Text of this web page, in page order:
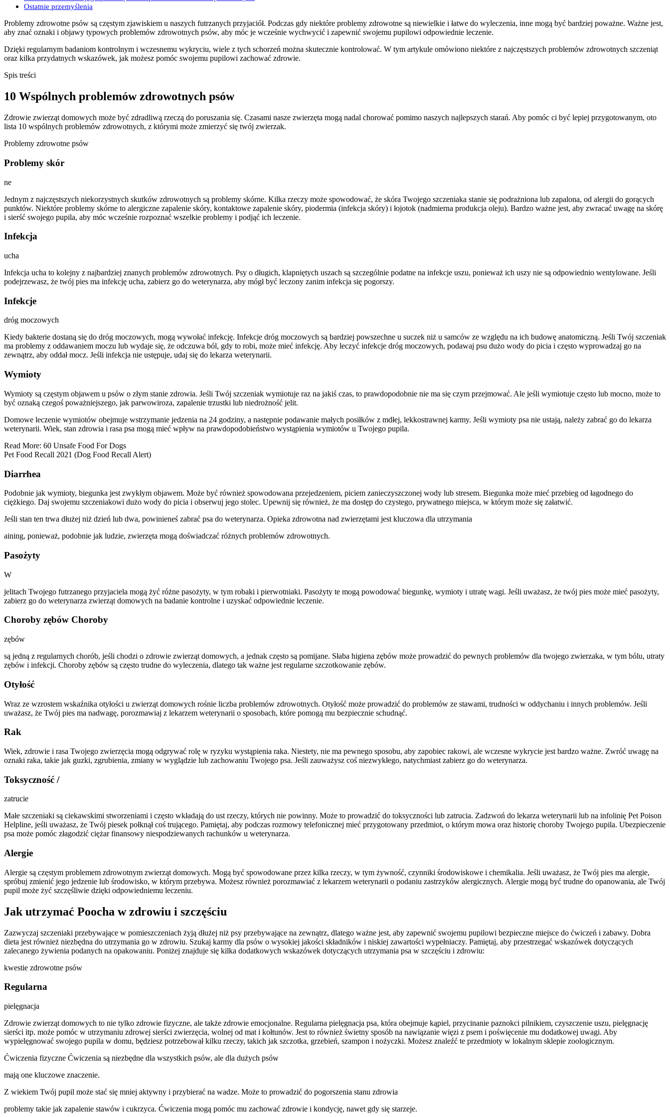
Ostatnie przemyślenia
Problemy zdrowotne psów są częstym zjawiskiem u naszych futrzanych przyjaciół. Podczas gdy niektóre problemy zdrowotne są niewielkie i łatwe do wyleczenia, inne mogą być bardziej poważne. Ważne jest,
aby znać oznaki i objawy typowych problemów zdrowotnych psów, aby móc je wcześnie wychwycić i zapewnić swojemu pupilowi odpowiednie leczenie.
Dzięki regularnym badaniom kontrolnym i wczesnemu wykryciu, wiele z tych schorzeń można skutecznie kontrolować. W tym artykule omówiono niektóre z najczęstszych problemów zdrowotnych szczeniąt
oraz kilka przydatnych wskazówek, jak możesz pomóc swojemu pupilowi zachować zdrowie.
Spis treści
10 Wspólnych problemów zdrowotnych psów
Zdrowie zwierząt domowych może być zdradliwą rzeczą do poruszania się. Czasami nasze zwierzęta mogą nadal chorować pomimo naszych najlepszych starań. Aby pomóc ci być lepiej przygotowanym, oto
lista 10 wspólnych problemów zdrowotnych, z którymi może zmierzyć się twój zwierzak.
Problemy zdrowotne psów
Problemy skór
ne
Jednym z najczęstszych niekorzystnych skutków zdrowotnych są problemy skórne. Kilka rzeczy może spowodować, że skóra Twojego szczeniaka stanie się podrażniona lub zapalona, od alergii do gorących
punktów. Niektóre problemy skórne to alergiczne zapalenie skóry, kontaktowe zapalenie skóry, piodermia (infekcja skóry) i łojotok (nadmierna produkcja oleju). Bardzo ważne jest, aby zwracać uwagę na skórę
i sierść swojego pupila, aby móc wcześnie rozpoznać wszelkie problemy i podjąć ich leczenie.
Infekcja
ucha
Infekcja ucha to kolejny z najbardziej znanych problemów zdrowotnych. Psy o długich, klapniętych uszach są szczególnie podatne na infekcje uszu, ponieważ ich uszy nie są odpowiednio wentylowane. Jeśli
podejrzewasz, że twój pies ma infekcję ucha, zabierz go do weterynarza, aby mógł być leczony zanim infekcja się pogorszy.
Infekcje
dróg moczowych
Kiedy bakterie dostaną się do dróg moczowych, mogą wywołać infekcję. Infekcje dróg moczowych są bardziej powszechne u suczek niż u samców ze względu na ich budowę anatomiczną. Jeśli Twój szczeniak
ma problemy z oddawaniem moczu lub wydaje się, że odczuwa ból, gdy to robi, może mieć infekcję. Aby leczyć infekcje dróg moczowych, podawaj psu dużo wody do picia i często wyprowadzaj go na
zewnątrz, aby oddał mocz. Jeśli infekcja nie ustępuje, udaj się do lekarza weterynarii.
Wymioty
Wymioty są częstym objawem u psów o złym stanie zdrowia. Jeśli Twój szczeniak wymiotuje raz na jakiś czas, to prawdopodobnie nie ma się czym przejmować. Ale jeśli wymiotuje często lub mocno, może to
być oznaką czegoś poważniejszego, jak parwowiroza, zapalenie trzustki lub niedrożność jelit.
Domowe leczenie wymiotów obejmuje wstrzymanie jedzenia na 24 godziny, a następnie podawanie małych posiłków z mdłej, lekkostrawnej karmy. Jeśli wymioty psa nie ustają, należy zabrać go do lekarza
weterynarii. Wiek, stan zdrowia i rasa psa mogą mieć wpływ na prawdopodobieństwo wystąpienia wymiotów u Twojego pupila.
Read More: 60 Unsafe Food For Dogs
Pet Food Recall 2021 (Dog Food Recall Alert)
Diarrhea
Podobnie jak wymioty, biegunka jest zwykłym objawem. Może być również spowodowana przejedzeniem, piciem zanieczyszczonej wody lub stresem. Biegunka może mieć przebieg od łagodnego do
ciężkiego. Daj swojemu szczeniakowi dużo wody do picia i obserwuj jego stolec. Upewnij się również, że ma dostęp do czystego, prywatnego miejsca, w którym może się załatwić.
Jeśli stan ten trwa dłużej niż dzień lub dwa, powinieneś zabrać psa do weterynarza. Opieka zdrowotna nad zwierzętami jest kluczowa dla utrzymania
aining, ponieważ, podobnie jak ludzie, zwierzęta mogą doświadczać różnych problemów zdrowotnych.
Pasożyty
W
jelitach Twojego futrzanego przyjaciela mogą żyć różne pasożyty, w tym robaki i pierwotniaki. Pasożyty te mogą powodować biegunkę, wymioty i utratę wagi. Jeśli uważasz, że twój pies może mieć pasożyty,
zabierz go do weterynarza zwierząt domowych na badanie kontrolne i uzyskać odpowiednie leczenie.
Choroby zębów Choroby
zębów
są jedną z regularnych chorób, jeśli chodzi o zdrowie zwierząt domowych, a jednak często są pomijane. Słaba higiena zębów może prowadzić do pewnych problemów dla twojego zwierzaka, w tym bólu, utraty
zębów i infekcji. Choroby zębów są często trudne do wyleczenia, dlatego tak ważne jest regularne szczotkowanie zębów.
Otyłość
Wraz ze wzrostem wskaźnika otyłości u zwierząt domowych rośnie liczba problemów zdrowotnych. Otyłość może prowadzić do problemów ze stawami, trudności w oddychaniu i innych problemów. Jeśli
uważasz, że Twój pies ma nadwagę, porozmawiaj z lekarzem weterynarii o sposobach, które pomogą mu bezpiecznie schudnąć.
Rak
Wiek, zdrowie i rasa Twojego zwierzęcia mogą odgrywać rolę w ryzyku wystąpienia raka. Niestety, nie ma pewnego sposobu, aby zapobiec rakowi, ale wczesne wykrycie jest bardzo ważne. Zwróć uwagę na
oznaki raka, takie jak guzki, zgrubienia, zmiany w wyglądzie lub zachowaniu Twojego psa. Jeśli zauważysz coś niezwykłego, natychmiast zabierz go do weterynarza.
Toksyczność /
zatrucie
Małe szczeniaki są ciekawskimi stworzeniami i często wkładają do ust rzeczy, których nie powinny. Może to prowadzić do toksyczności lub zatrucia. Zadzwoń do lekarza weterynarii lub na infolinię Pet Poison
Helpline, jeśli uważasz, że Twój piesek połknął coś trującego. Pamiętaj, aby podczas rozmowy telefonicznej mieć przygotowany przedmiot, o którym mowa oraz historię choroby Twojego pupila. Ubezpieczenie
psa może pomóc złagodzić ciężar finansowy niespodziewanych rachunków u weterynarza.
Alergie
Alergie są częstym problemem zdrowotnym zwierząt domowych. Mogą być spowodowane przez kilka rzeczy, w tym żywność, czynniki środowiskowe i chemikalia. Jeśli uważasz, że Twój pies ma alergie,
spróbuj zmienić jego jedzenie lub środowisko, w którym przebywa. Możesz również porozmawiać z lekarzem weterynarii o podaniu zastrzyków alergicznych. Alergie mogą być trudne do opanowania, ale Twój
pupil może żyć szczęśliwie dzięki odpowiedniemu leczeniu.
Jak utrzymać Poocha w zdrowiu i szczęściu
Zazwyczaj szczeniaki przebywające w pomieszczeniach żyją dłużej niż psy przebywające na zewnątrz, dlatego ważne jest, aby zapewnić swojemu pupilowi bezpieczne miejsce do ćwiczeń i zabawy. Dobra
dieta jest również niezbędna do utrzymania go w zdrowiu. Szukaj karmy dla psów o wysokiej jakości składników i niskiej zawartości wypełniaczy. Pamiętaj, aby przestrzegać wskazówek dotyczących
zalecanego żywienia podanych na opakowaniu. Poniżej znajduje się kilka dodatkowych wskazówek dotyczących utrzymania psa w szczęściu i zdrowiu:
kwestie zdrowotne psów
Regularna
pielęgnacja
Zdrowie zwierząt domowych to nie tylko zdrowie fizyczne, ale także zdrowie emocjonalne. Regularna pielęgnacja psa, która obejmuje kąpiel, przycinanie paznokci pilnikiem, czyszczenie uszu, pielęgnację
sierści itp. może pomóc w utrzymaniu zdrowej sierści zwierzęcia, wolnej od mat i kołtunów. Jest to również świetny sposób na nawiązanie więzi z psem i poświęcenie mu dodatkowej uwagi. Aby
wypielęgnować swojego pupila w domu, będziesz potrzebował kilku rzeczy, takich jak szczotka, grzebień, szampon i nożyczki. Możesz znaleźć te przedmioty w lokalnym sklepie zoologicznym.
Ćwiczenia fizyczne Ćwiczenia są niezbędne dla wszystkich psów, ale dla dużych psów
mają one kluczowe znaczenie.
Z wiekiem Twój pupil może stać się mniej aktywny i przybierać na wadze. Może to prowadzić do pogorszenia stanu zdrowia
problemy takie jak zapalenie stawów i cukrzyca. Ćwiczenia mogą pomóc mu zachować zdrowie i kondycję, nawet gdy się starzeje.